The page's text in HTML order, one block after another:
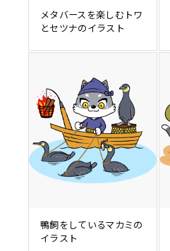
メタバースを楽しむトワ
とセツナのイラスト
鴨飼をしているマカミの
イラスト